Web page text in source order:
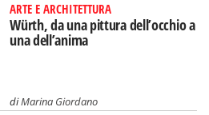
ARTE E ARCHITETTURA
Würth, da una pittura dell’occhio a
una dell’anima
diMarina Giordano